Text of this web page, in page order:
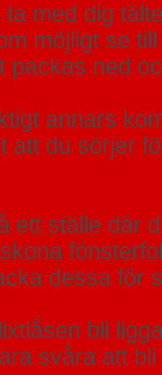
med dig
möjligt se
packas ned
annars
att du sörjer
ett ställe där
dessa för
bli
svåra att